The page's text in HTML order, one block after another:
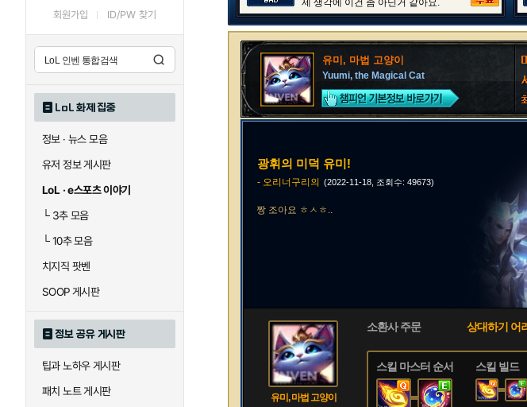
회원가입 ID/PW 찾기
LoL 화제 집중
정보 · 뉴스 모음
유저 정보 게시판
LoL · e스포츠 이야기
└3추 모음
└10추 모음
치지직 팟벤
SOOP 게시판
정보 공유 게시판
팁과 노하우 게시판
패치 노트 게시판
제 생각에 이건 좀 아닌거 같아요.
유미, 마법 고양이
Yuumi, the Magical Cat
광휘의 미덕 유미!
- 오리너구리의 (2022-11-18, 조회수: 49673)
짱 조아요 ㅎㅅㅎ..
유미, 마법 고양이
소환사 주문 상대하기 어
스킬 마스터 순서 스킬 빌드